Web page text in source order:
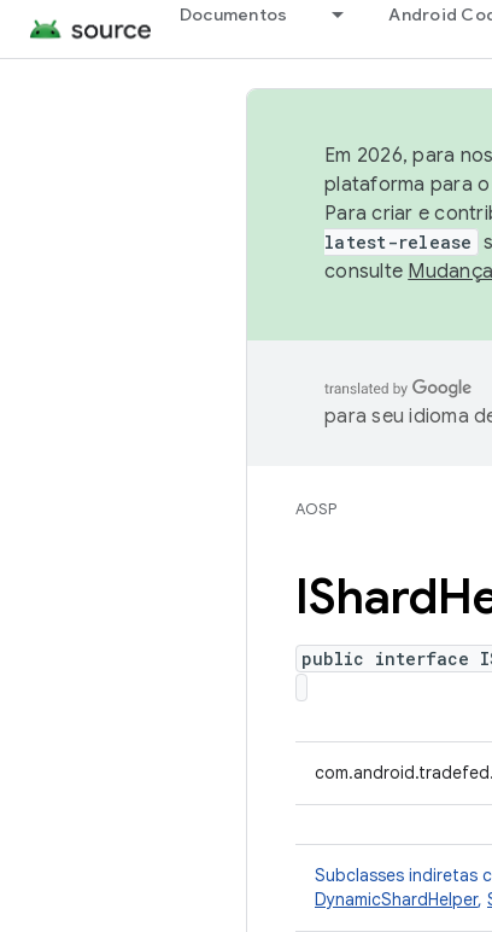
Documentos Android
Em 2026, para
plataforma para
Para criar e
latest-release
consulte
para seu idioma
AOSP
IShard
public interface
Subclasses indiretas
DynamicShardHelper,